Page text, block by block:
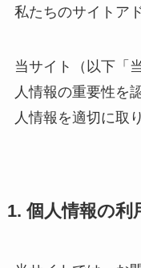
私たちのサイトア
当サイト（以下「
人情報の重要性を
人情報を適切に取
1. 個人情報の利